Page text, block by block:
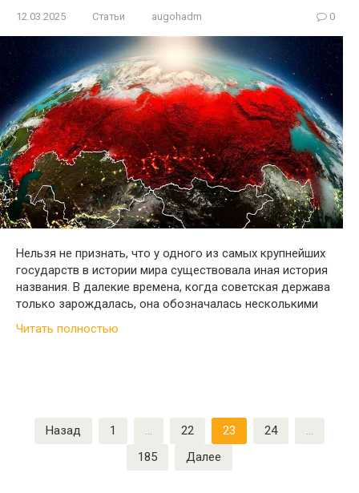
12.03.2025 Статьи augohadm 0
Нельзя не признать, что у одного из самых крупнейших
государств в истории мира существовала иная история
названия. В далекие времена, когда советская держава
только зарождалась, она обозначалась несколькими
Читать полностью
Пагинация
записей
Назад 1 … 22 23 24
…
185
Далее